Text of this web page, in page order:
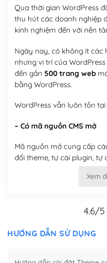
Qua thời gian WordPress
thu hút các doanh nghiệp
kinh nghiệm đến với nền
Ngày nay, có không ít các
nhưng vị trí của
đến gần 500 trang web
bằng WordPress.
WordPress vẫn luôn tồn
– Có mã nguồn CMS mở
Mã nguồn mở cung cấp
đổi theme, tự cài plugin, tự
nó theo ý bạn mà không
Có thể tùy biến trên website
Xem
4.6/
HƯỚNG DẪN SỬ DỤNG